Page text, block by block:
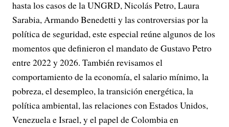
hasta los casos de la UNGRD, Nicolás Petro, Laura
Sarabia, Armando Benedetti y las controversias por la
política de seguridad, este especial reúne algunos de los
momentos que definieron el mandato de Gustavo Petro
entre 2022 y 2026. También revisamos el
comportamiento de la economía, el salario mínimo, la
pobreza, el desempleo, la transición energética, la
política ambiental, las relaciones con Estados Unidos,
Venezuela e Israel, y el papel de Colombia en